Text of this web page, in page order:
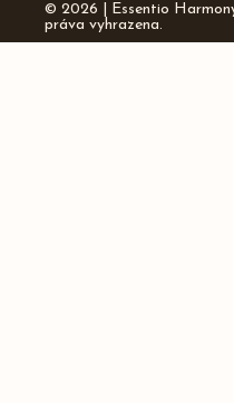
© 2026 | Essentio
práva vyhrazena.